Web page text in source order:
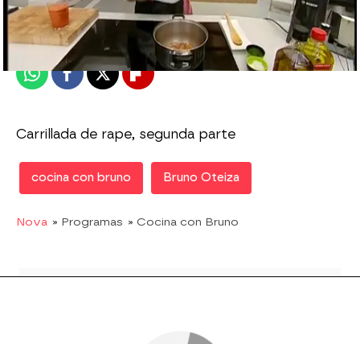
Publicado: 04 de marzo de 2011, 12:15
WhatsappFacebook
X Flipboard
Carrillada de rape, segunda parte
cocina con bruno Bruno Oteiza
Nova » Programas » Cocina con Bruno